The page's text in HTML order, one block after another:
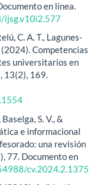
en línea.
ijsg.v10i2.577
C. A. T., Lagunes-
(2024). Competencias
universitarios en
13(2), 169.
S. V., &
e informacional
una revisión
77. Documento en
cv.2024.2.1375